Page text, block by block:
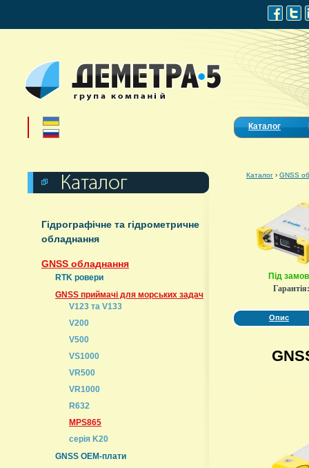
Каталог
Гідрографічне та гідрометричне
обладнання
GNSS обладнання
RTK ровери
GNSS приймачі для морських задач
V123 та V133
V200
V500
VS1000
VR500
VR1000
R632
MPS865
серія K20
GNSS ОЕМ-плати
Каталог › GNSS
Під
Опис